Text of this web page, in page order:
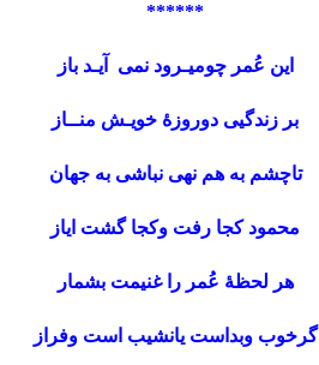
******
این عُمر چومیـرود نمی آیـد باز
بر زندگیی دوروزۀ خویـش منــاز
تاچشم به هم نهی نباشی به جهان
محمود کجا رفت وکجا گشت ایاز
هر لحظۀ عُمر را غنیمت بشمار
گرخوب وبداست یانشیب است وفراز